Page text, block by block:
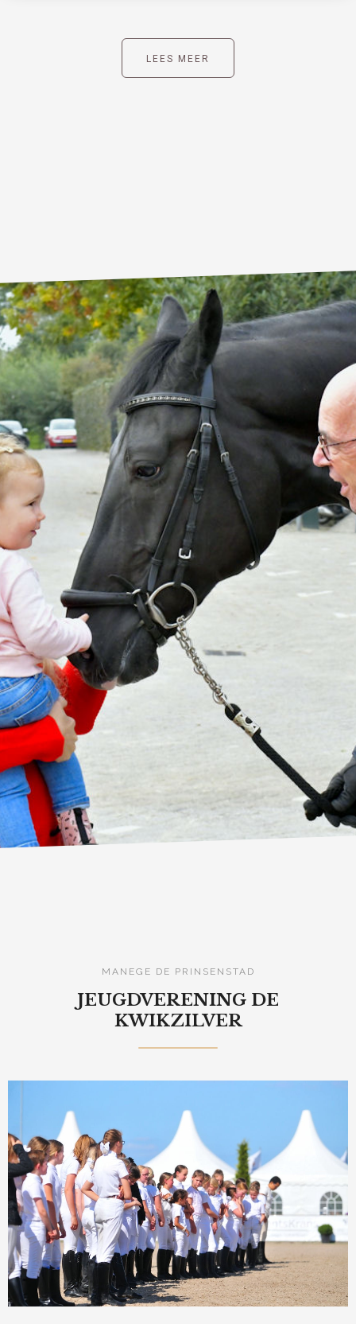
LEES MEER
MANEGE DE PRINSENSTAD
JEUGDVERENING DE
KWIKZILVER